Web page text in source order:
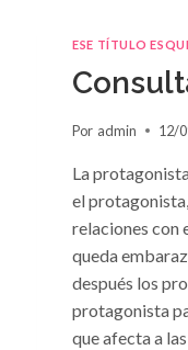
ESE TÍTULO
Por admin 12/
La
el
relaciones con
queda
después los
protagonista
que afecta a